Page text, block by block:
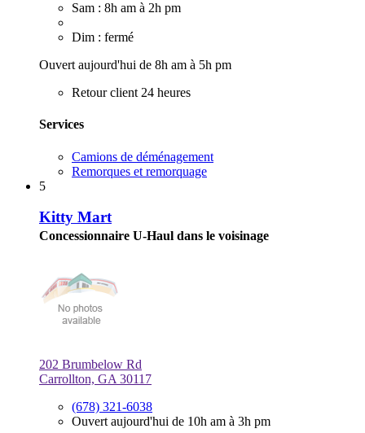
Sam : 8h am à 2h pm
Dim : fermé
Ouvert aujourd'hui de 8h am à 5h pm
Retour client 24 heures
Services
Camions de déménagement
Remorques et remorquage
5
Kitty Mart
Concessionnaire U-Haul dans le voisinage
202 Brumbelow Rd
Carrollton, GA 30117
(678) 321-6038
Ouvert aujourd'hui de 10h am à 3h pm